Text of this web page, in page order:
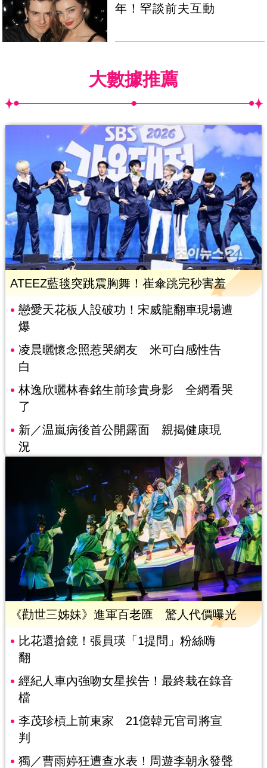
年！罕談前夫互動
大數據推薦
ATEEZ藍毯突跳震胸舞！崔傘跳完秒害羞
戀愛天花板人設破功！宋威龍翻車現場遭
爆
凌晨曬懷念照惹哭網友 米可白感性告
白
林逸欣曬林春銘生前珍貴身影 全網看哭
了
新／温嵐病後首公開露面 親揭健康現
況
《勸世三姊妹》進軍百老匯 驚人代價曝光
比花還搶鏡！張員瑛「1提問」粉絲嗨
翻
經紀人車內強吻女星挨告！最終栽在錄音
檔
李茂珍槓上前東家 21億韓元官司將宣
判
獨／曹雨婷狂遭查水表！周遊李朝永發聲